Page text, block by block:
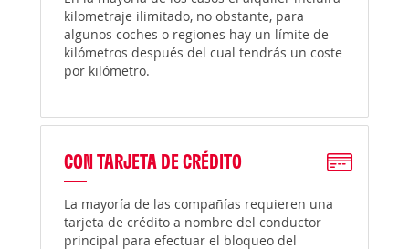
kilometraje ilimitado, no obstante, para
algunos coches o regiones hay un límite de
kilómetros después del cual tendrás un coste
por kilómetro.
CON TARJETA DE CRÉDITO
La mayoría de las compañías requieren una
tarjeta de crédito a nombre del conductor
principal para efectuar el bloqueo del